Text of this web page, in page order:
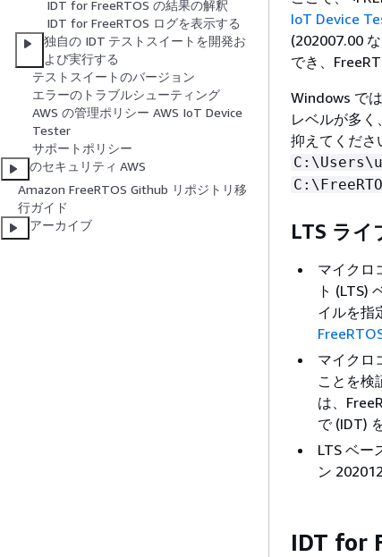
IDT for FreeRTOS の結果の解釈
IDT for FreeRTOS ログを表示する
独自の IDT テストスイートを開発お
よび実行する
テストスイートのバージョン
エラーのトラブルシューティング
AWS の管理ポリシー AWS IoT Device
Tester
サポートポリシー
のセキュリティ AWS
Amazon FreeRTOS Github リポジトリ移
行ガイド
アーカイブ
IoT Device
(202007.00
でき、
Windows で
レベルが多
抑えてくださ
LTS ライ
マイクロ
ト (LTS)
イルを指
マイクロ
ことを検
は、
で (IDT)
LTS ベー
ン
IDT for